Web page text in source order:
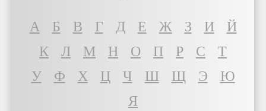
A Б В Г Д Е Ж З И
Й
К
Л М Н О П Р С
Т
У
Ф Х Ц Ч Ш Щ Э
Ю
Я